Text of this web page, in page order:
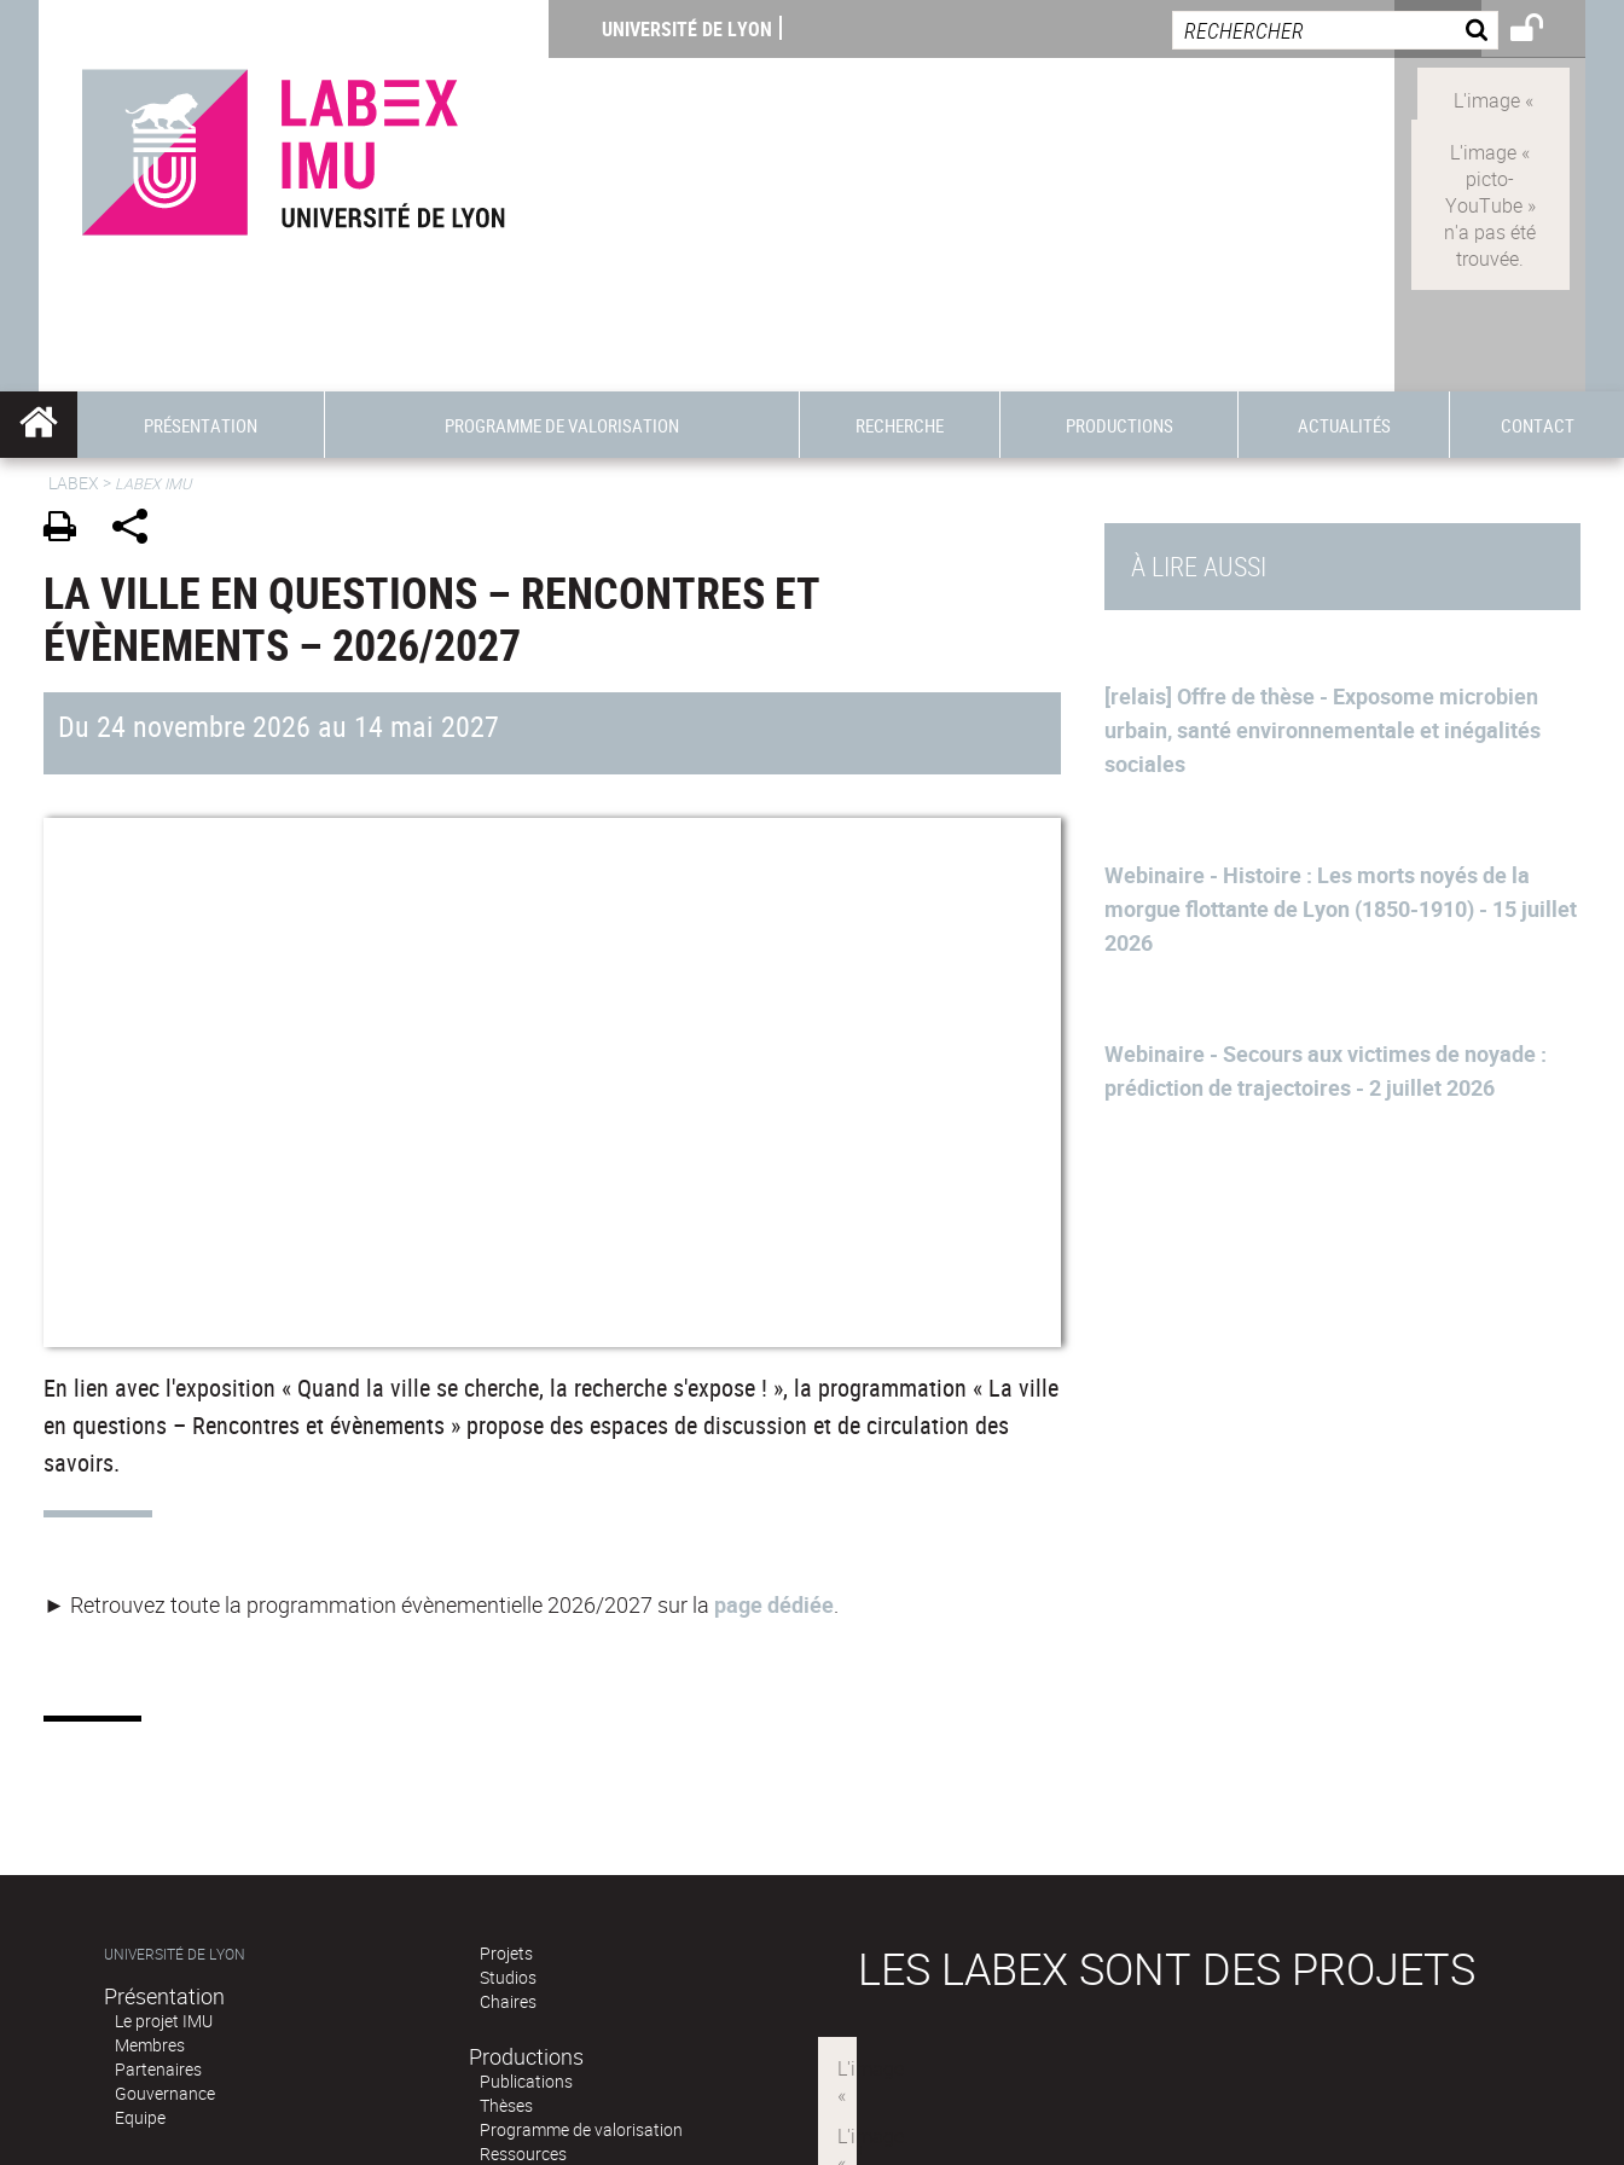
UNIVERSITÉ DE LYON
PRÉSENTATION PROGRAMME DE VALORISATION RECHERCHE PRODUCTIONS ACTUALITÉS CONTACT
LABEX > LABEX IMU
LA VILLE EN QUESTIONS – RENCONTRES ET
ÉVÈNEMENTS – 2026/2027
Du 24 novembre 2026 au 14 mai 2027
En lien avec l'exposition « Quand la ville se cherche, la recherche s'expose ! », la programmation « La ville
en questions – Rencontres et évènements » propose des espaces de discussion et de circulation des
savoirs.
► Retrouvez toute la programmation évènementielle 2026/2027 sur la page dédiée
À LIRE AUSSI
[relais] Offre de thèse - Exposome microbien
urbain, santé environnementale et inégalités
sociales
Webinaire - Histoire : Les morts noyés de la
morgue flottante de Lyon (1850-1910) - 15 juillet
2026
Webinaire - Secours aux victimes de noyade :
prédiction de trajectoires - 2 juillet 2026
UNIVERSITÉ DE LYON
Présentation
Le projet IMU
Membres
Partenaires
Gouvernance
Equipe
Projets
Studios
Chaires
Productions
Publications
Thèses
Programme de valorisation
Ressources
LES LABEX SONT DES PROJETS